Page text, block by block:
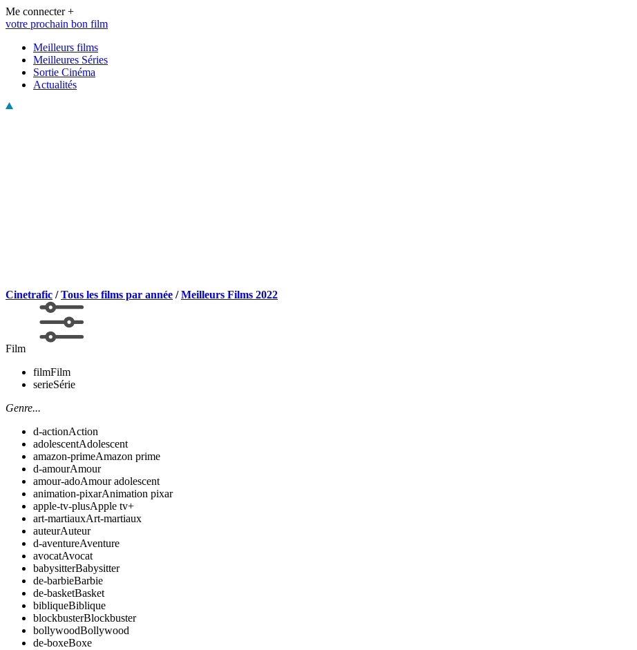
Me connecter +
votre prochain bon film
Meilleurs films
Meilleures Séries
Sortie Cinéma
Actualités
Cinetrafic /Tous les films par année /Meilleurs Films 2022
Film
filmFilm
serieSérie
Genre...
d-actionAction
adolescentAdolescent
amazon-primeAmazon prime
d-amourAmour
amour-adoAmour adolescent
animation-pixarAnimation pixar
apple-tv-plusApple tv+
art-martiauxArt-martiaux
auteurAuteur
d-aventureAventure
avocatAvocat
babysitterBabysitter
de-barbieBarbie
de-basketBasket
bibliqueBiblique
blockbusterBlockbuster
bollywoodBollywood
de-boxeBoxe